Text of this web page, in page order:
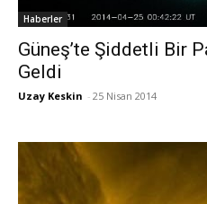
Haberler
Güneş’te Şiddetli Bir
Geldi
Uzay Keskin - 25 Nisan 2014